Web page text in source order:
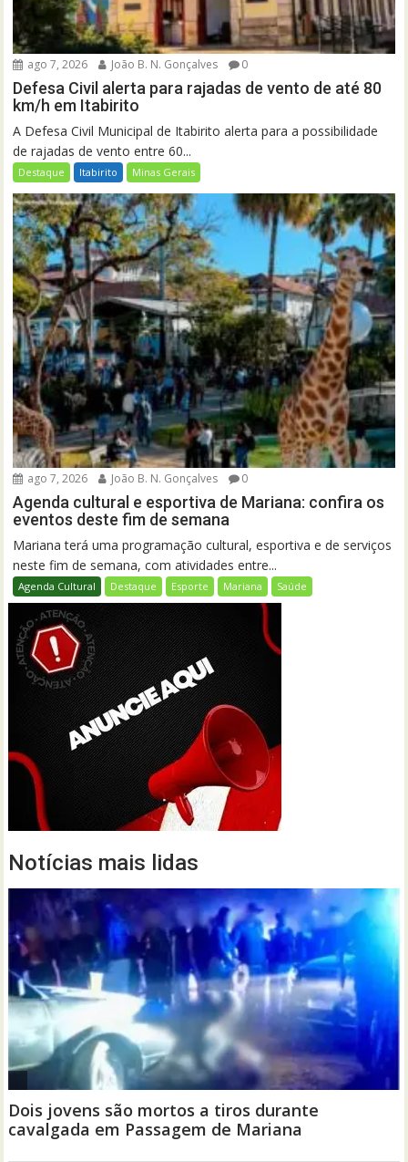
ago 7, 2026 João B. N. Gonçalves 0
Defesa Civil alerta para rajadas de vento de até 80
km/h em Itabirito
A Defesa Civil Municipal de Itabirito alerta para a possibilidade
de rajadas de vento entre 60...
Destaque Itabirito Minas Gerais
ago 7, 2026 João B. N. Gonçalves 0
Agenda cultural e esportiva de Mariana: confira os
eventos deste fim de semana
Mariana terá uma programação cultural, esportiva e de serviços
neste fim de semana, com atividades entre...
Agenda Cultural Destaque Esporte Mariana Saúde
Notícias mais lidas